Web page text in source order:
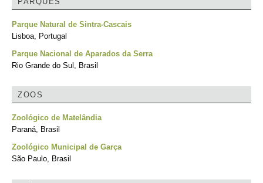
Parque Natural de Sintra-Cascais
Lisboa, Portugal
Parque Nacional de Aparados da Serra
Rio Grande do Sul, Brasil
ZOOS
Zoológico de Matelândia
Paraná, Brasil
Zoológico Municipal de Garça
São Paulo, Brasil